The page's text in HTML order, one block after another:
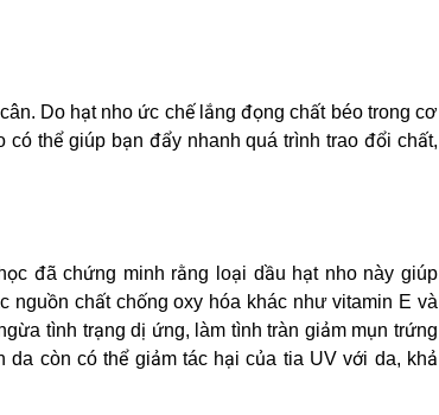
Do hạt nho ức chế lắng đọng chất béo trong cơ
thể giúp bạn đẩy nhanh quá trình trao đổi chất,
đã chứng minh rằng loại dầu hạt nho này giúp
chất chống oxy hóa khác như vitamin E và
tình trạng dị ứng, làm tình tràn giảm mụn trứng
còn có thể giảm tác hại của tia UV với da, khả